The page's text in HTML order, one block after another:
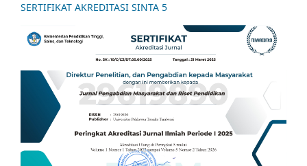
SERTIFIKAT AKREDITASI SINTA 5